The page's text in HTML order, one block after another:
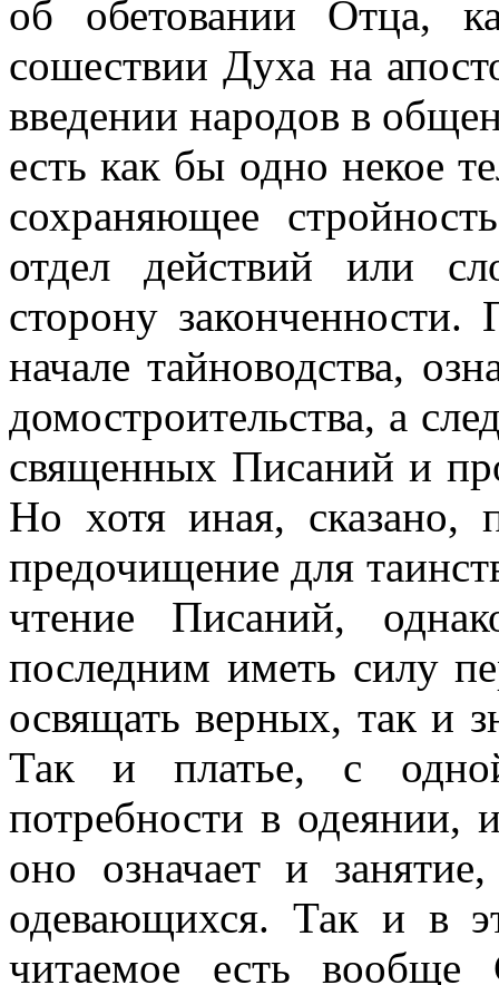
об обетовании Отца,
сошествии Духа на
введении народов в
есть как бы одно некое
сохраняющее
отдел действий или
сторону
начале тайноводства,
домостроительства, а
священных Писаний и
Но хотя иная, сказано,
предочищение для
чтение Писаний,
последним иметь силу
освящать верных, так и
Так и платье, с
потребности в одеянии,
оно означает и
одевающихся. Так и в
читаемое есть